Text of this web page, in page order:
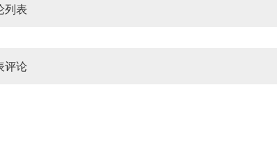
列表
评论